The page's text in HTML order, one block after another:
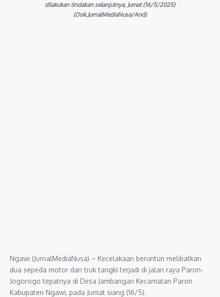
dilakukan tindakan selanjutnya, Jumat (16/5/2025)
(Dok.JurnalMediaNusa/And)
Ngawi (JurnalMediaNusa) – Kecelakaan beruntun melibatkan
dua sepeda motor dan truk tangki terjadi di jalan raya Paron-
Jogorogo tepatnya di Desa Jambangan Kecamatan Paron
Kabupaten Ngawi, pada Jumat siang (16/5).